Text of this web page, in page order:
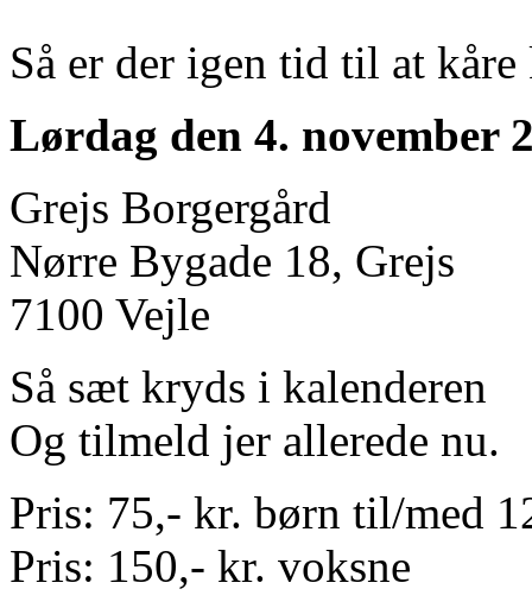
Så er der igen tid til at
Lørdag den 4. november
Grejs Borgergård
Nørre Bygade 18, Grejs
7100 Vejle
Så sæt kryds i kalenderen
Og tilmeld jer allerede nu.
Pris: 75,- kr. børn til/med
Pris: 150,- kr. voksne